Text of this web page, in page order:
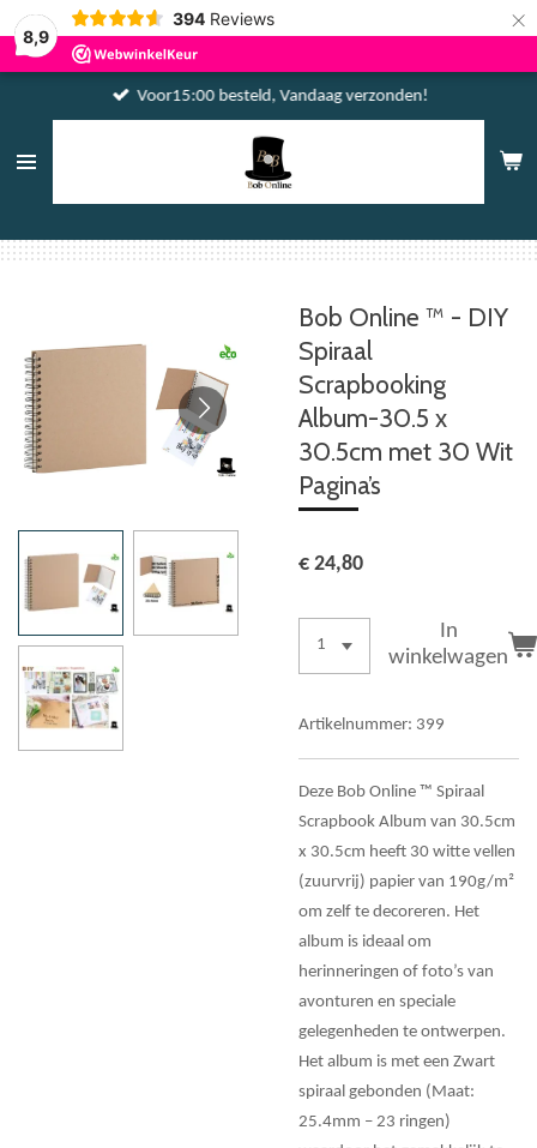
8,9
394 Reviews ×
Voor15:00 besteld, Vandaag verzonden!
Bob Online ™ - DIY
Spiraal
Scrapbooking
Album-30.5 x
30.5cm met 30 Wit
Pagina’s
€ 24,80
In
winkelwagen
Artikelnummer: 399
Deze Bob Online ™ Spiraal
Scrapbook Album van 30.5cm
x 30.5cm heeft 30 witte vellen
(zuurvrij) papier van 190g/m²
om zelf te decoreren. Het
album is ideaal om
herinneringen of foto’s van
avonturen en speciale
gelegenheden te ontwerpen.
Het album is met een Zwart
spiraal gebonden (Maat:
25.4mm – 23 ringen)